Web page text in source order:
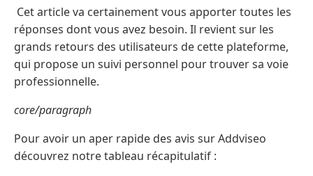
Cet article va certainement vous apporter toutes les
réponses dont vous avez besoin. Il revient sur les
grands retours des utilisateurs de cette plateforme,
qui propose un suivi personnel pour trouver sa voie
professionnelle.
core/paragraph
Pour avoir un aper rapide des avis sur Addviseo
découvrez notre tableau récapitulatif :